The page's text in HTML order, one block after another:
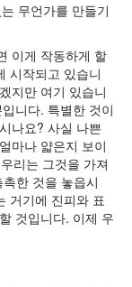
무언가를 만들기
이게 작동하게 할
시작되고 있습니
지만 여기 있습니
니다. 특별한 것이
나요? 사실 나쁜
마나 얇은지 보이
리는 그것을 가져
한 것을 놓읍시
거기에 진피와 표
것입니다. 이제 우